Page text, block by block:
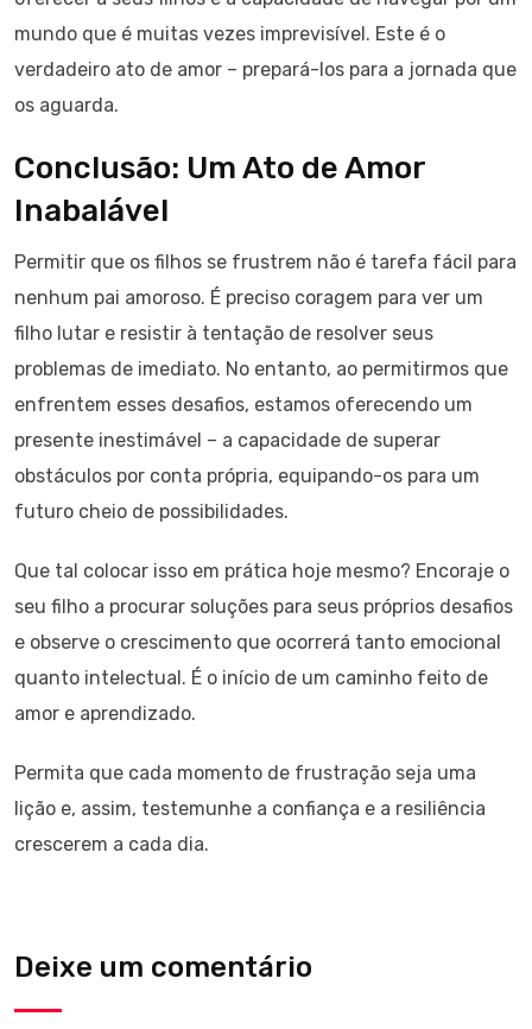
mundo que é muitas vezes imprevisível. Este é o
verdadeiro ato de amor – prepará-los para a jornada que
os aguarda.
Conclusão: Um Ato de Amor
Inabalável
Permitir que os filhos se frustrem não é tarefa fácil para
nenhum pai amoroso. É preciso coragem para ver um
filho lutar e resistir à tentação de resolver seus
problemas de imediato. No entanto, ao permitirmos que
enfrentem esses desafios, estamos oferecendo um
presente inestimável – a capacidade de superar
obstáculos por conta própria, equipando-os para um
futuro cheio de possibilidades.
Que tal colocar isso em prática hoje mesmo? Encoraje o
seu filho a procurar soluções para seus próprios desafios
e observe o crescimento que ocorrerá tanto emocional
quanto intelectual. É o início de um caminho feito de
amor e aprendizado.
Permita que cada momento de frustração seja uma
lição e, assim, testemunhe a confiança e a resiliência
crescerem a cada dia.
Deixe um comentário